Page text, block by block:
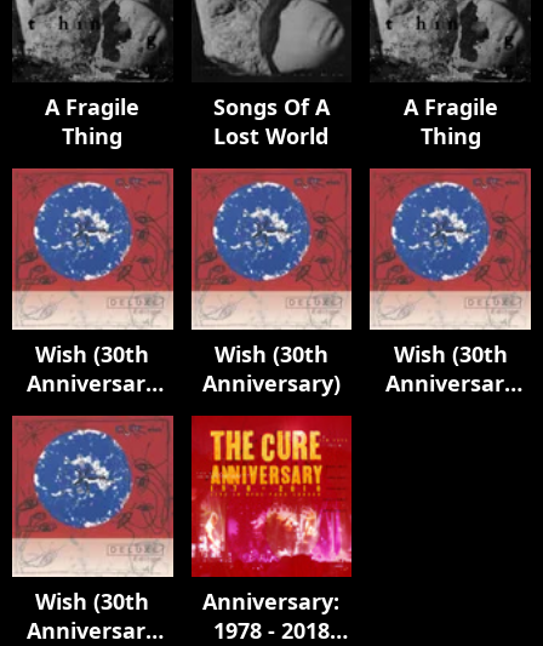
A Fragile
Thing
Songs Of A
Lost World
A Fragile
Thing
Wish (30th
Anniversary
Edition)
Wish (30th
Anniversary)
Wish (30th
Anniversary
Wish (30th
Anniversary
Anniversary:
1978 - 2018